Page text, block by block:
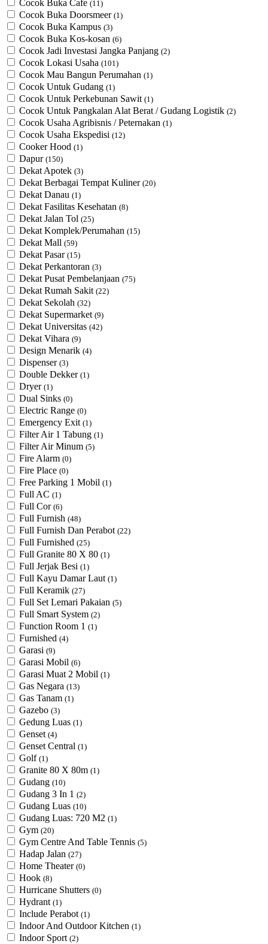
Cocok Buka Cafe (11)
Cocok Buka Doorsmeer (1)
Cocok Buka Kampus (3)
Cocok Buka Kos-kosan (6)
Cocok Jadi Investasi Jangka Panjang (2)
Cocok Lokasi Usaha (101)
Cocok Mau Bangun Perumahan (1)
Cocok Untuk Gudang (1)
Cocok Untuk Perkebunan Sawit (1)
Cocok Untuk ​Pangkalan Alat Berat / Gudang Logistik (2)
Cocok Usaha Agribisnis / Peternakan (1)
Cocok Usaha Ekspedisi (12)
Cooker Hood (1)
Dapur (150)
Dekat Apotek (3)
Dekat Berbagai Tempat Kuliner (20)
Dekat Danau (1)
Dekat Fasilitas Kesehatan (8)
Dekat Jalan Tol (25)
Dekat Komplek/Perumahan (15)
Dekat Mall (59)
Dekat Pasar (15)
Dekat Perkantoran (3)
Dekat Pusat Pembelanjaan (75)
Dekat Rumah Sakit (22)
Dekat Sekolah (32)
Dekat Supermarket (9)
Dekat Universitas (42)
Dekat Vihara (9)
Design Menarik (4)
Dispenser (3)
Double Dekker (1)
Dryer (1)
Dual Sinks (0)
Electric Range (0)
Emergency Exit (1)
Filter Air 1 Tabung (1)
Filter Air Minum (5)
Fire Alarm (0)
Fire Place (0)
Free Parking 1 Mobil (1)
Full AC (1)
Full Cor (6)
Full Furnish (48)
Full Furnish Dan Perabot (22)
Full Furnished (25)
Full Granite 80 X 80 (1)
Full Jerjak Besi (1)
Full Kayu Damar Laut (1)
Full Keramik (27)
Full Set Lemari Pakaian (5)
Full Smart System (2)
Function Room 1 (1)
Furnished (4)
Garasi (9)
Garasi Mobil (6)
Garasi Muat 2 Mobil (1)
Gas Negara (13)
Gas Tanam (1)
Gazebo (3)
Gedung Luas (1)
Genset (4)
Genset Central (1)
Golf (1)
Granite 80 X 80m (1)
Gudang (10)
Gudang 3 In 1 (2)
Gudang Luas (10)
Gudang Luas: 720 M2 (1)
Gym (20)
Gym Centre And Table Tennis (5)
Hadap Jalan (27)
Home Theater (0)
Hook (8)
Hurricane Shutters (0)
Hydrant (1)
Include Perabot (1)
Indoor And Outdoor Kitchen (1)
Indoor Sport (2)